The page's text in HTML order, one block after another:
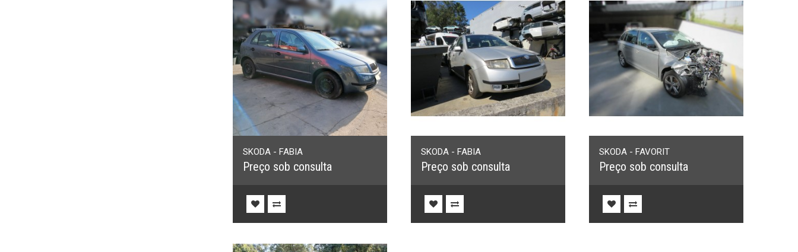
SKODA - FABIA
Preço sob consulta
SKODA - FABIA
Preço sob consulta
SKODA - FAVORIT
Preço sob consulta